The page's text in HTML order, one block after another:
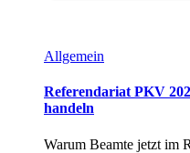
Allgemein
Referendariat PKV
handeln
Warum Beamte jetzt im